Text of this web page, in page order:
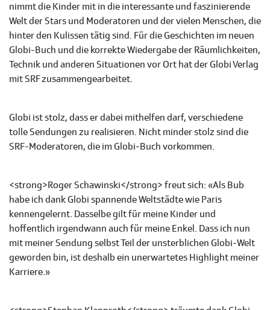
nimmt die Kinder mit in die interessante und faszinierende
Welt der Stars und Moderatoren und der vielen Menschen, die
hinter den Kulissen tätig sind. Für die Geschichten im neuen
Globi-Buch und die korrekte Wiedergabe der Räumlichkeiten,
Technik und anderen Situationen vor Ort hat der Globi Verlag
mit SRF zusammengearbeitet.
Globi ist stolz, dass er dabei mithelfen darf, verschiedene
tolle Sendungen zu realisieren. Nicht minder stolz sind die
SRF-Moderatoren, die im Globi-Buch vorkommen.
<strong>Roger Schawinski</strong> freut sich: «Als Bub
habe ich dank Globi spannende Weltstädte wie Paris
kennengelernt. Dasselbe gilt für meine Kinder und
hoffentlich irgendwann auch für meine Enkel. Dass ich nun
mit meiner Sendung selbst Teil der unsterblichen Globi-Welt
geworden bin, ist deshalb ein unerwartetes Highlight meiner
Karriere.»